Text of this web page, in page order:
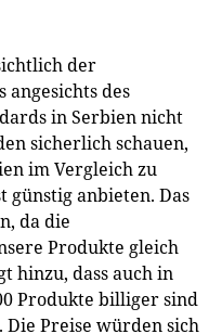
der
des
in Serbien nicht
sicherlich schauen,
im Vergleich zu
anbieten. Das
da die
Produkte gleich
hinzu, dass auch in
Produkte billiger sind
Die Preise würden sich